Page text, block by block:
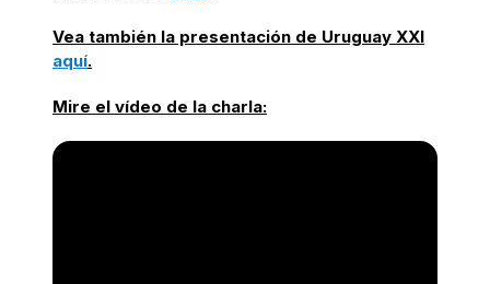
Vea también la presentación de Uruguay XXI
aquí.
Mire el vídeo de la charla: